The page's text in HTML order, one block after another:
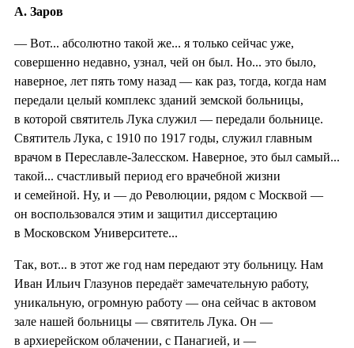
А. Заров
— Вот... абсолютно такой же... я только сейчас уже,
совершенно недавно, узнал, чей он был. Но... это было,
наверное, лет пять тому назад — как раз, тогда, когда нам
передали целый комплекс зданий земской больницы,
в которой святитель Лука служил — передали больнице.
Святитель Лука, с 1910 по 1917 годы, служил главным
врачом в Переславле-Залесском. Наверное, это был самый...
такой... счастливый период его врачебной жизни
и семейной. Ну, и — до Революции, рядом с Москвой —
он воспользовался этим и защитил диссертацию
в Московском Университете...
Так, вот... в этот же год нам передают эту больницу. Нам
Иван Ильич Глазунов передаёт замечательную работу,
уникальную, огромную работу — она сейчас в актовом
зале нашей больницы — святитель Лука. Он —
в архиерейском облачении, с Панагией, и —